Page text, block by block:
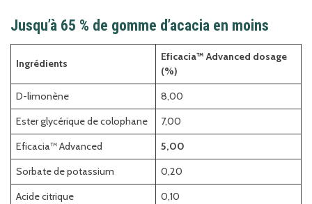
Jusqu’à 65 % de gomme d’acacia en moins
Ingrédients
Eficacia™ Advanced dosage
(%)
D-limonène
8,00
Ester glycérique de colophane
7,00
Eficacia™ Advanced
5,00
Sorbate de potassium
0,20
Acide citrique
0,10